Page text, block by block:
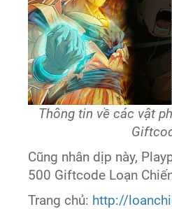
Thông tin về các vật
Cũng nhân dịp này,
500 Giftcode Loạn
Trang chủ: http://